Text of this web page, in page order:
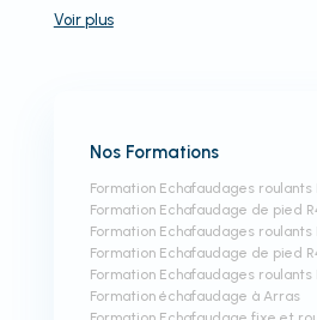
Voir plus
Nos Formations
Formation Echafaudages roulants
Formation Echafaudage de pied
Formation Echafaudages roulants
Formation Echafaudage de pied
Formation Echafaudages roulants
Formation échafaudage à Arras